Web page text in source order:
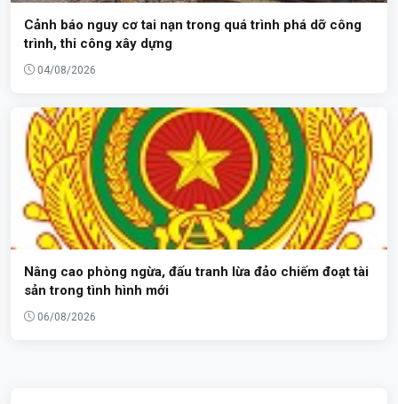
Cảnh báo nguy cơ tai nạn trong quá trình phá dỡ công
trình, thi công xây dựng
04/08/2026
Nâng cao phòng ngừa, đấu tranh lừa đảo chiếm đoạt tài
sản trong tình hình mới
06/08/2026